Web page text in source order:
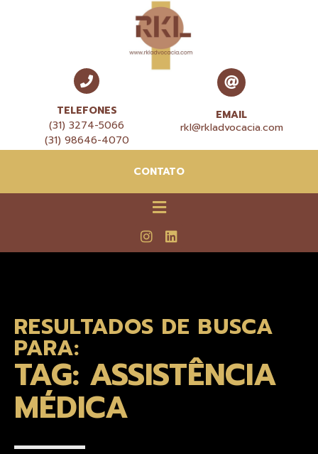
TELEFONES
(31) 3274-5066
(31) 98646-4070
EMAIL
rkl@rkladvocacia.com
CONTATO
RESULTADOS DE BUSCA
PARA:
TAG: ASSISTÊNCIA
MÉDICA